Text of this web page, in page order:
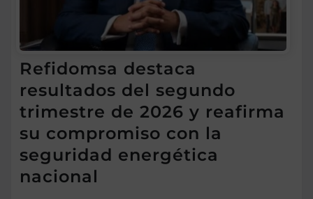
Refidomsa destaca
resultados del segundo
trimestre de 2026 y reafirma
su compromiso con la
seguridad energética
nacional